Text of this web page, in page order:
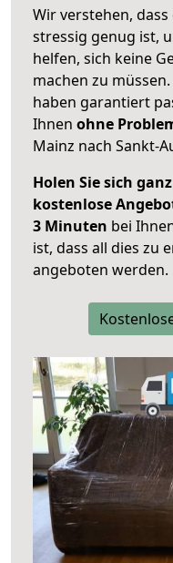
Wir verstehen,
stressig genug ist,
helfen, sich keine
machen zu
haben garantiert
Ihnen ohne
Mainz nach Sankt-
Holen Sie sich
kostenlose
3 Minuten bei
ist, dass all dies zu
angeboten werden.